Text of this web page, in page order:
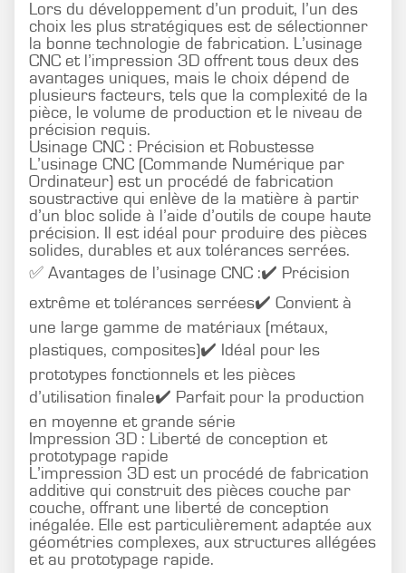
Lors du développement d’un produit, l’un des
choix les plus stratégiques est de sélectionner
la bonne technologie de fabrication. L’usinage
CNC et l’impression 3D offrent tous deux des
avantages uniques, mais le choix dépend de
plusieurs facteurs, tels que la complexité de la
pièce, le volume de production et le niveau de
précision requis.
Usinage CNC : Précision et Robustesse
L’usinage CNC (Commande Numérique par
Ordinateur) est un procédé de fabrication
soustractive qui enlève de la matière à partir
d’un bloc solide à l’aide d’outils de coupe haute
précision. Il est idéal pour produire des pièces
solides, durables et aux tolérances serrées.
✅ Avantages de l’usinage CNC :✔️ Précision
extrême et tolérances serrées✔️ Convient à
une large gamme de matériaux (métaux,
plastiques, composites)✔️ Idéal pour les
prototypes fonctionnels et les pièces
d’utilisation finale✔️ Parfait pour la production
en moyenne et grande série
Impression 3D : Liberté de conception et
prototypage rapide
L’impression 3D est un procédé de fabrication
additive qui construit des pièces couche par
couche, offrant une liberté de conception
inégalée. Elle est particulièrement adaptée aux
géométries complexes, aux structures allégées
et au prototypage rapide.